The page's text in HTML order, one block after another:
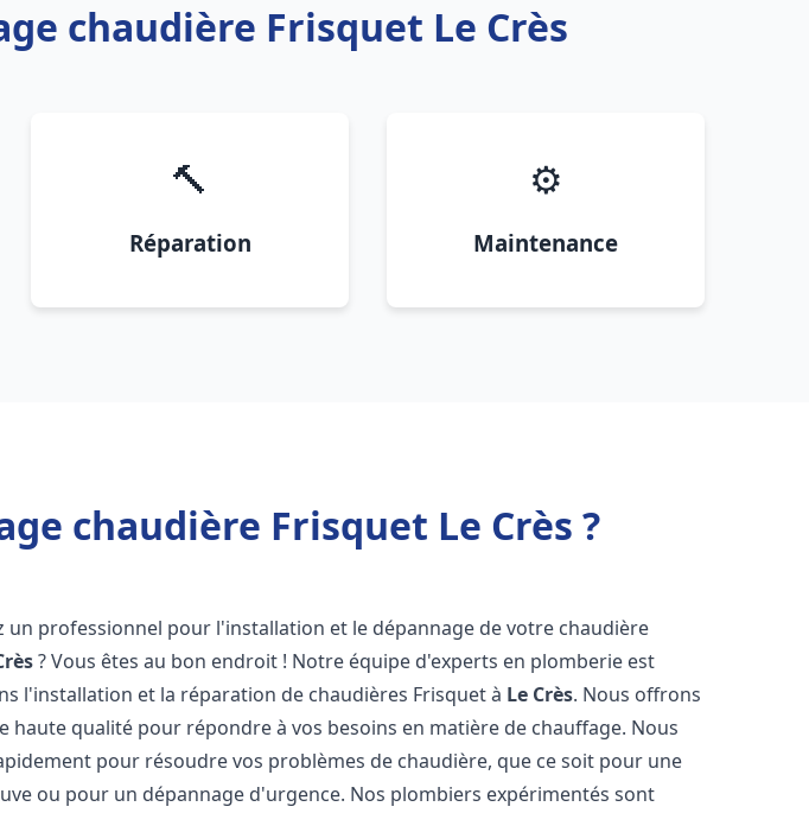
chaudière Frisquet Le Crès
🔨
Réparation
⚙️
Maintenance
chaudière Frisquet Le Crès ?
un professionnel pour l'installation et le dépannage de votre chaudière
? Vous êtes au bon endroit ! Notre équipe d'experts en plomberie est
l'installation et la réparation de chaudières Frisquet à Le Crès. Nous offrons
haute qualité pour répondre à vos besoins en matière de chauffage. Nous
pour résoudre vos problèmes de chaudière, que ce soit pour une
ou pour un dépannage d'urgence. Nos plombiers expérimentés sont